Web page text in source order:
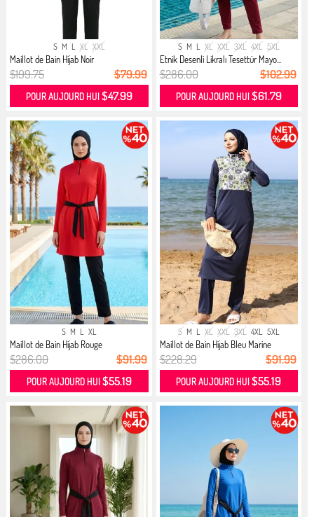
S M L XL XXL
Maillot de Bain Hijab Noir
$199.75 $79.99
POUR AUJOURD HUI $47.99
S M L XL XXL 3XL 4XL 5XL
Etnik Desenli Likralı Tesettür Mayo...
$286.00 $102.99
POUR AUJOURD HUI $61.79
S M L XL
Maillot de Bain Hijab Rouge
$286.00 $91.99
POUR AUJOURD HUI$55.19
S M L XL XXL 3XL 4XL 5XL
Maillot de Bain Hijab Bleu Marine
$228.29 $91.99
POUR AUJOURD HUI$55.19